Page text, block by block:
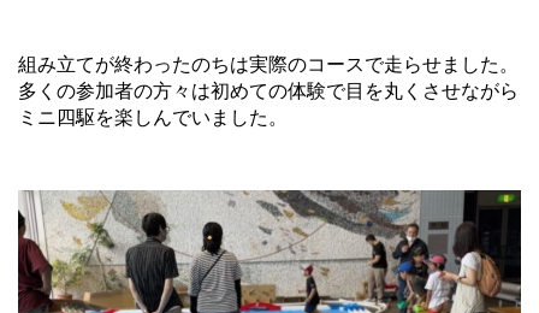
組み立てが終わったのちは実際のコースで走らせました。
多くの参加者の方々は初めての体験で目を丸くさせながら
ミニ四駆を楽しんでいました。